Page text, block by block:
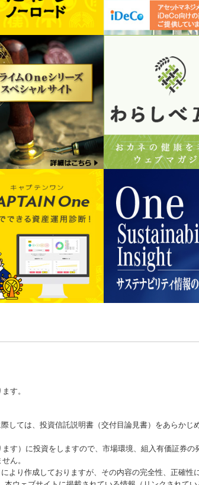
す。
ては、投資信託説明書（交付目論見書）をあらかじ
す）に投資をしますので、市場環境、組入有価証券
ん。
り作成しておりますが、その内容の完全性、正確性